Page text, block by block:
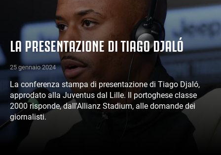
BIANCONERI
VIDEO
ALTRO
LA PRESENTAZIONE DI TIAGO DJALÓ
25 gennaio 2024
La conferenza stampa di presentazione di Tiago Djaló,
approdato alla Juventus dal Lille. Il portoghese classe
2000 risponde, dall'Allianz Stadium, alle domande dei
giornalisti.